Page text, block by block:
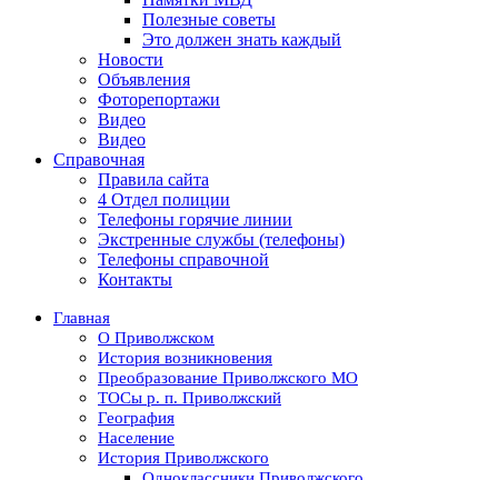
Полезные советы
Это должен знать каждый
Новости
Объявления
Фоторепортажи
Видео
Видео
Справочная
Правила сайта
4 Отдел полиции
Телефоны горячие линии
Экстренные службы (телефоны)
Телефоны справочной
Контакты
Главная
О Приволжском
История возникновения
Преобразование Приволжского МО
ТОСы р. п. Приволжский
География
Население
История Приволжского